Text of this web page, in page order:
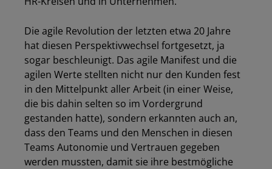
Die agile Revolution der letzten etwa 20 Jahre
hat diesen Perspektivwechsel fortgesetzt, ja
sogar beschleunigt. Das agile Manifest und die
agilen Werte stellten nicht nur den Kunden fest
in den Mittelpunkt aller Arbeit (in einer Weise,
die bis dahin selten so im Vordergrund
gestanden hatte), sondern erkannten auch an,
dass den Teams und den Menschen in diesen
Teams Autonomie und Vertrauen gegeben
werden mussten, damit sie ihre bestmögliche